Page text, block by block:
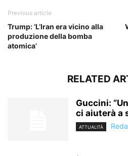
Previous article
Trump: ‘L’Iran era vicino alla
produzione della bomba
atomica’
RELATED
Guccini:
ci aiuterà a
ATTUALITÀ